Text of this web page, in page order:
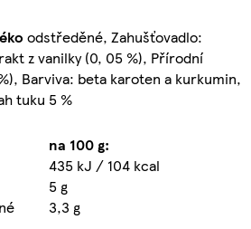
odstředěné, Zahušťovadlo:
z vanilky (0, 05 %), Přírodní
Barviva: beta karoten a kurkumin,
tuku 5 %
na 100 g:
435 kJ / 104 kcal
5 g
3,3 g